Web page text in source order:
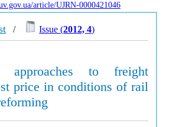
article/UJRN-0000421046
/ Issue (2012, 4)
approaches to freight
price in conditions of rail